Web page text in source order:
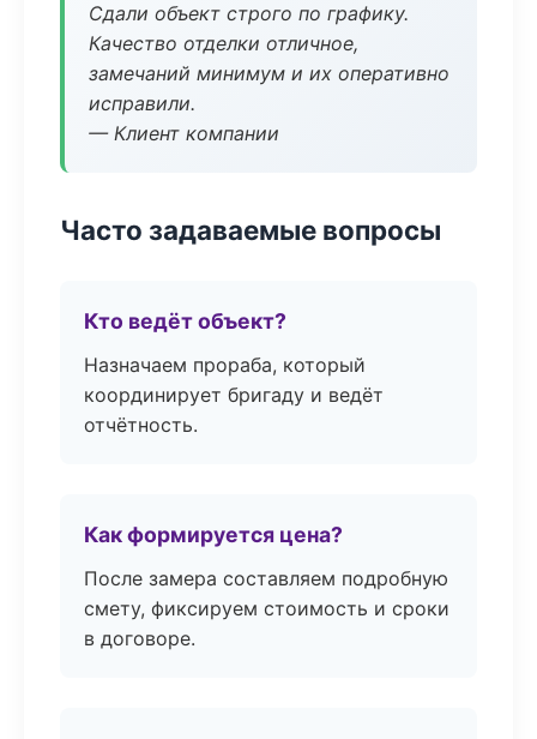
Сдали объект строго по графику.
Качество отделки отличное,
замечаний минимум и их оперативно
исправили.
— Клиент компании
Часто задаваемые вопросы
Кто ведёт объект?
Назначаем прораба, который
координирует бригаду и ведёт
отчётность.
Как формируется цена?
После замера составляем подробную
смету, фиксируем стоимость и сроки
в договоре.